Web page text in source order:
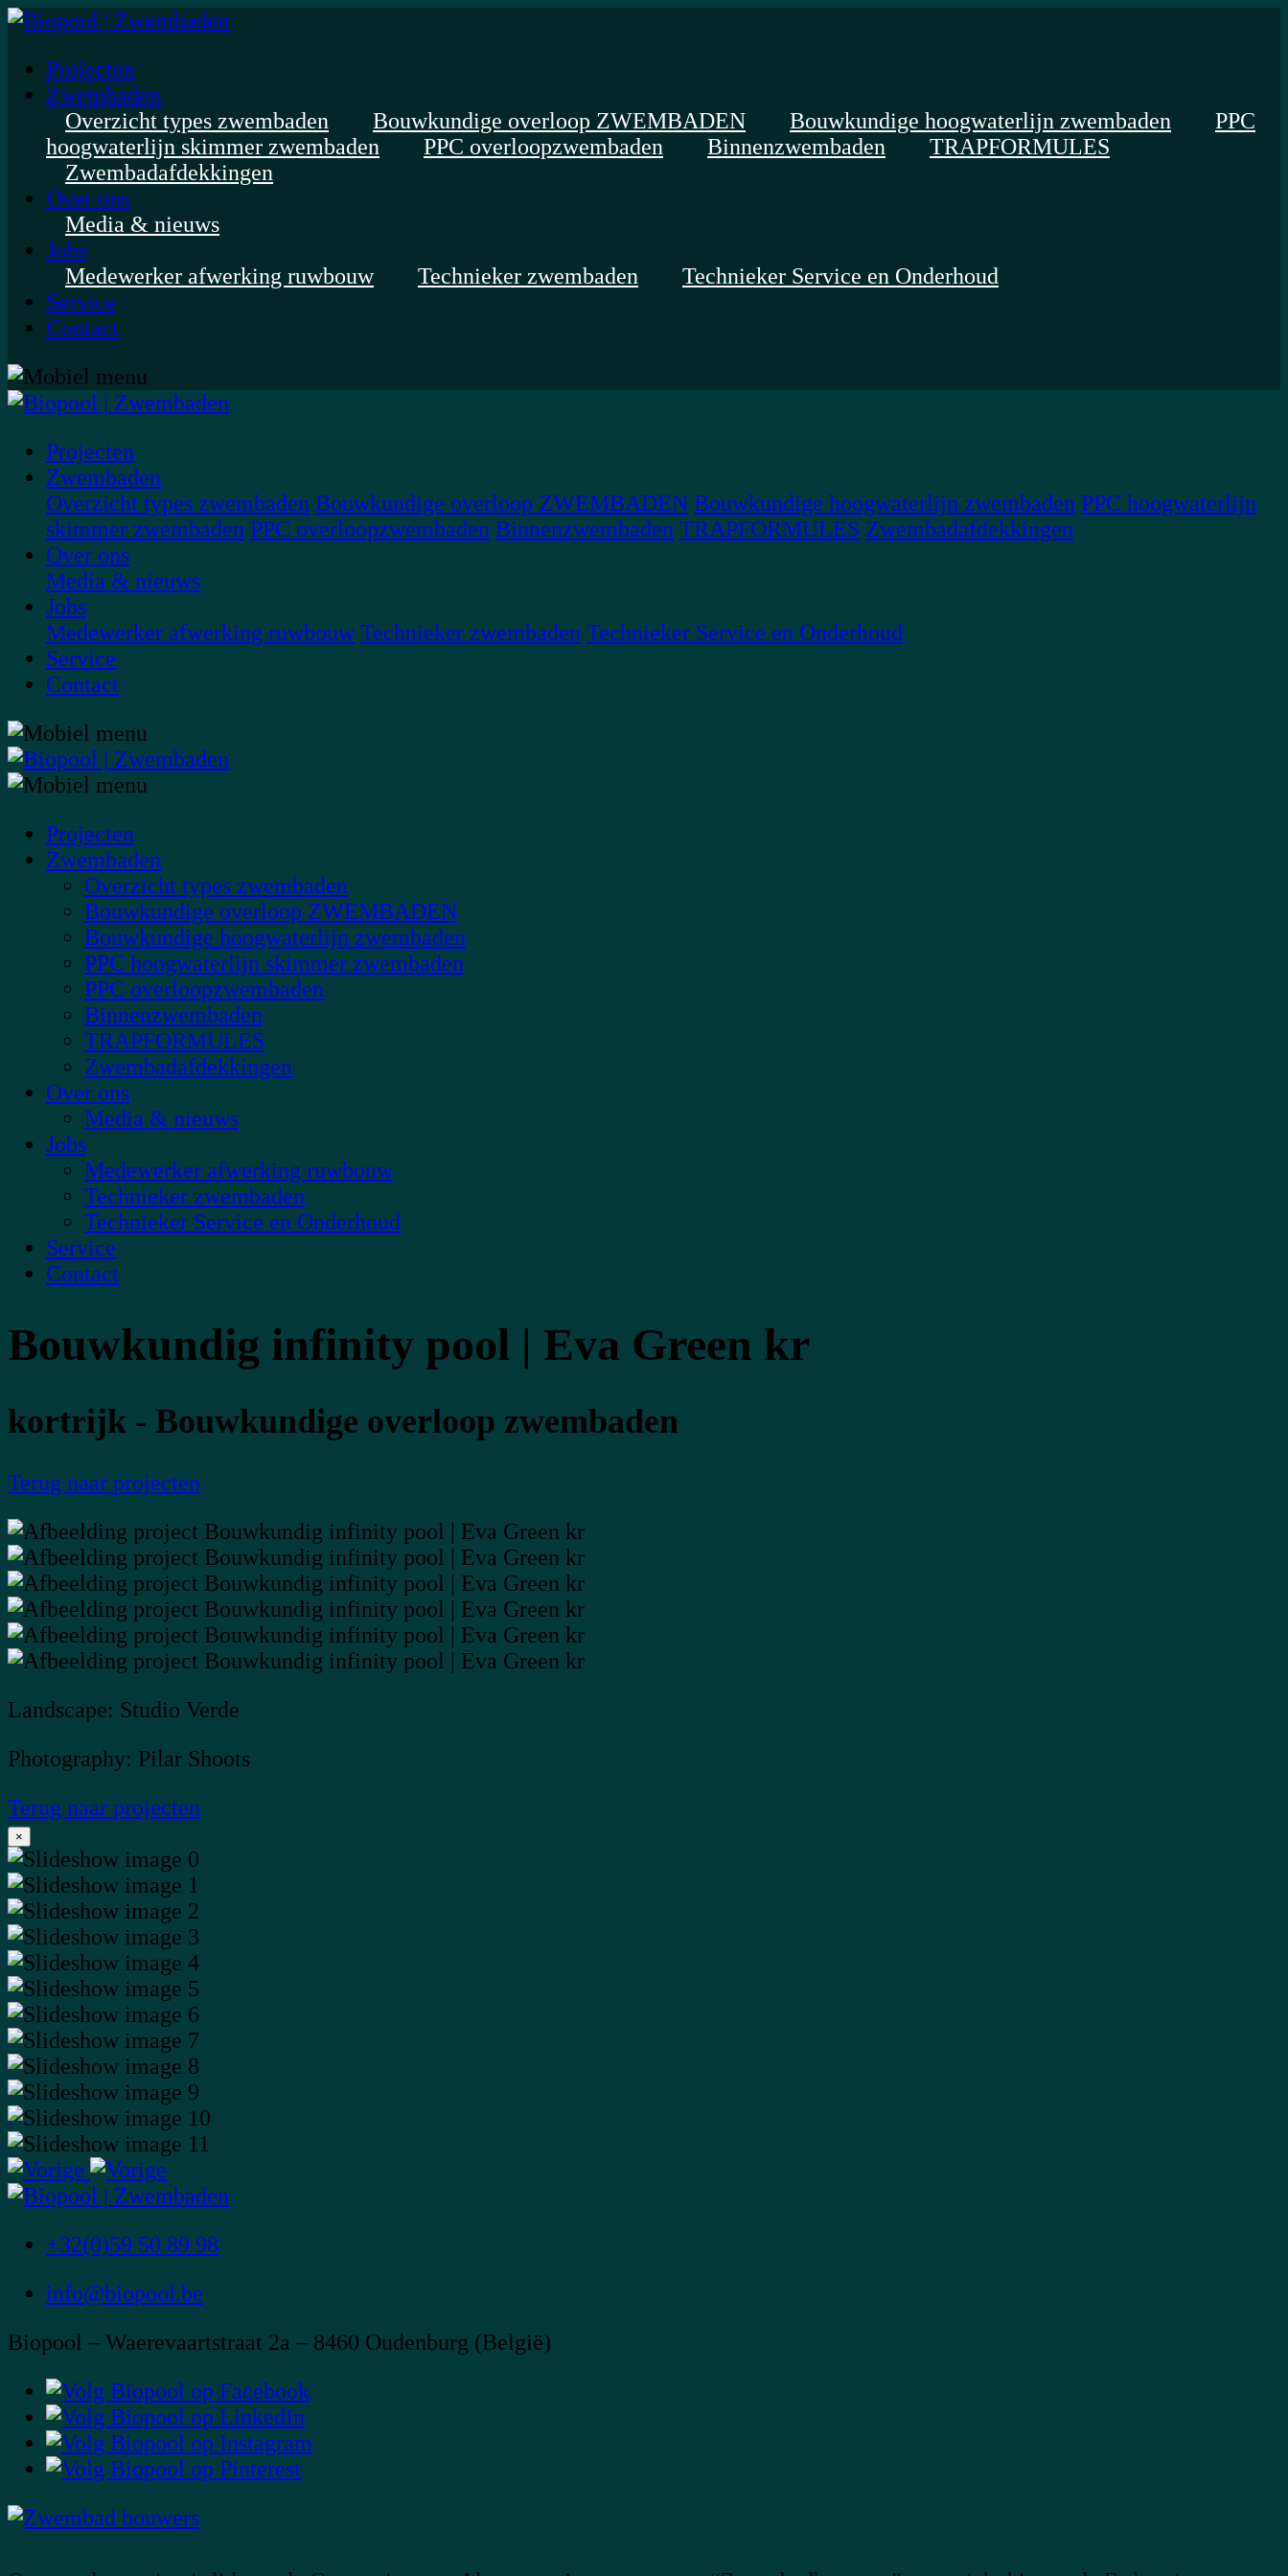
Projecten
Zwembaden
Overzicht types zwembaden
Bouwkundige overloop ZWEMBADEN Bouwkundige hoogwaterlijn zwembaden
PPC
hoogwaterlijn skimmer zwembaden
PPC overloopzwembaden Binnenzwembaden
TRAPFORMULES
Zwembadafdekkingen
Over ons
Media & nieuws
Jobs
Medewerker afwerking ruwbouw
Technieker zwembaden
Technieker Service en Onderhoud
Service
Contact
Projecten
Zwembaden
Overzicht types zwembaden Bouwkundige overloop ZWEMBADEN Bouwkundige hoogwaterlijn zwembaden PPC hoogwaterlijn
skimmer zwembaden PPC overloopzwembaden Binnenzwembaden TRAPFORMULES Zwembadafdekkingen
Over ons
Media & nieuws
Jobs
Medewerker afwerking ruwbouw Technieker zwembaden Technieker Service en Onderhoud
Service
Contact
Projecten
Zwembaden
Overzicht types zwembaden
Bouwkundige overloop ZWEMBADEN
Bouwkundige hoogwaterlijn zwembaden
PPC hoogwaterlijn skimmer zwembaden
PPC overloopzwembaden
Binnenzwembaden
TRAPFORMULES
Zwembadafdekkingen
Over ons
Media & nieuws
Jobs
Medewerker afwerking ruwbouw
Technieker zwembaden
Technieker Service en Onderhoud
Service
Contact
Bouwkundig infinity pool | Eva Green kr
kortrijk - Bouwkundige overloop zwembaden
Terug naar projecten
Landscape: Studio Verde
Photography: Pilar Shoots
Terug naar projecten
×
+32(0)59 50 89 98
info@biopool.be
Biopool – Waerevaartstraat 2a – 8460 Oudenburg (België)